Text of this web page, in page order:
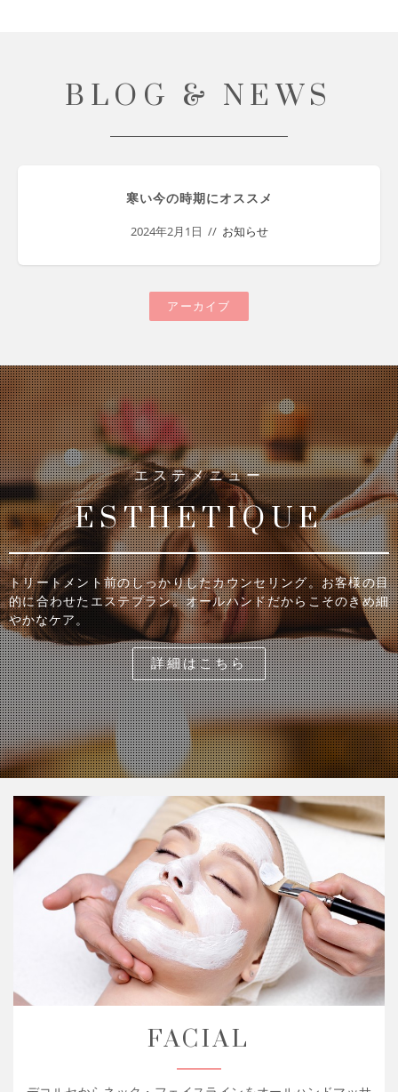
BLOG & NEWS
寒い今の時期にオススメ
2024年2月1日 お知らせ
アーカイブ
エステメニュー
ESTHETIQUE
トリートメント前のしっかりしたカウンセリング。お客様の目
的に合わせたエステプラン。オールハンドだからこそのきめ細
やかなケア。
詳細はこちら
FACIAL